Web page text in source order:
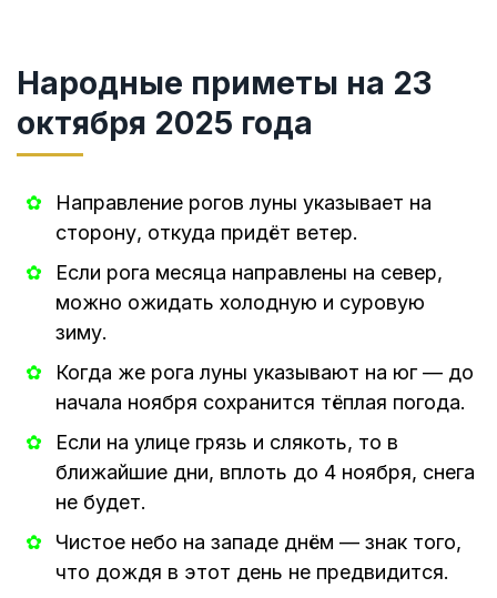
Народные приметы на 23
октября 2025 года
Направление рогов луны указывает на
сторону, откуда придёт ветер.
Если рога месяца направлены на север,
можно ожидать холодную и суровую
зиму.
Когда же рога луны указывают на юг — до
начала ноября сохранится тёплая погода.
Если на улице грязь и слякоть, то в
ближайшие дни, вплоть до 4 ноября, снега
не будет.
Чистое небо на западе днём — знак того,
что дождя в этот день не предвидится.